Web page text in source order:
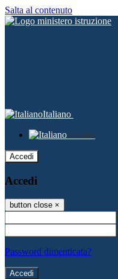
Salta al contenuto
Italiano
Italiano
Accedi
Accedi
button close ×
Password dimenticata?